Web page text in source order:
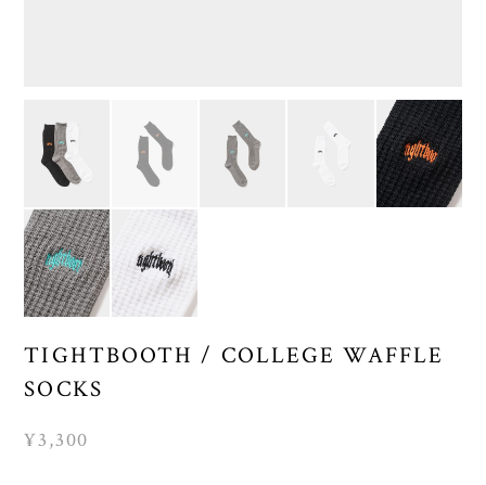
TIGHTBOOTH / COLLEGE WAFFLE
SOCKS
¥3,300